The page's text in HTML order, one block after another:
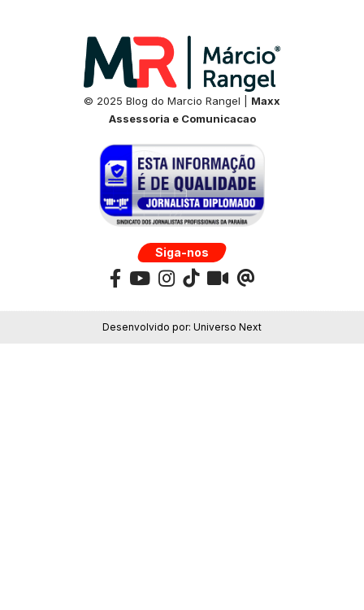
© 2025 Blog do Marcio Rangel | Maxx
Assessoria e Comunicacao
Siga-nos
Desenvolvido por: Universo Next